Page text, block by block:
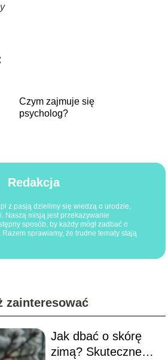
Czym zajmuje się
psycholog?
Redakcja
z pasją dzielimy się wiedzą o urodzie,
Naszą misją jest przekazywanie
sposób, by każdy mógł zadbać o
sprawiamy, że trudne tematy stają
zainteresować
Jak dbać o skórę
zimą? Skuteczne